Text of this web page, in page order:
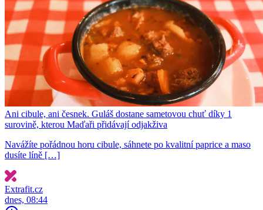
Ani cibule, ani česnek. Guláš dostane sametovou chuť díky 1
surovině, kterou Maďaři přidávají odjakživa
Navážíte pořádnou horu cibule, sáhnete po kvalitní paprice a maso
dusíte líně […]
Extrafit.cz
dnes, 08:44